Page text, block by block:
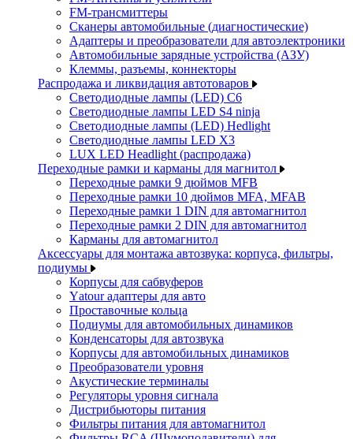
FM-трансмиттеры
Сканеры автомобильные (диагностические)
Адаптеры и преобразователи для автоэлектроники
Автомобильные зарядные устройства (АЗУ)
Клеммы, разъемы, коннекторы
Распродажа и ликвидация автотоваров
Светодиодные лампы (LED) C6
Светодиодные лампы LED S4 ninja
Светодиодные лампы (LED) Hedlight
Светодиодные лампы LED X3
LUX LED Headlight (распродажа)
Переходные рамки и карманы для магнитол
Переходные рамки 9 дюймов MFB
Переходные рамки 10 дюймов MFA, MFAB
Переходные рамки 1 DIN для автомагнитол
Переходные рамки 2 DIN для автомагнитол
Карманы для автомагнитол
Аксессуары для монтажа автозвука: корпуса, фильтры,
подиумы
Корпусы для сабвуферов
Yаtour адаптеры для авто
Проставочные кольца
Подиумы для автомобильных динамиков
Конденсаторы для автозвука
Корпусы для автомобильных динамиков
Преобразователи уровня
Акустические терминалы
Регуляторы уровня сигнала
Дистрибьюторы питания
Фильтры питания для автомагнитол